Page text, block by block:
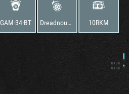
GAM-34-BT Dreadnought KV-2 10RKM